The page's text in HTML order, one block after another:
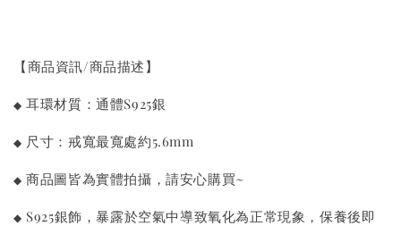
【商品資訊/商品描述】
◆ 耳環材質：通體S925銀
◆ 尺寸：戒寬最寬處約5.6mm
◆ 商品圖皆為實體拍攝，請安心購買~
◆ S925銀飾，暴露於空氣中導致氧化為正常現象，保養後即